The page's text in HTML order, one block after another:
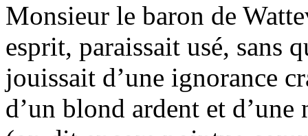
Monsieur le baron de
esprit, paraissait usé, sans
jouissait d’une ignorance
d’un blond ardent et